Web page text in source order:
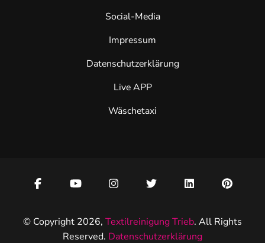
Social-Media
Impressum
Datenschutzerklärung
Live APP
Wäschetaxi
© Copyright 2026, Textilreinigung Trieb. All Rights
Reserved. Datenschutzerklärung